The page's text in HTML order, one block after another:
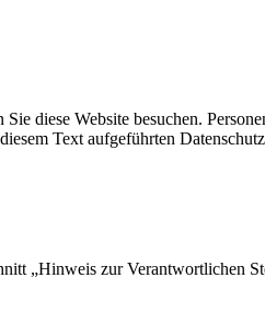
diese Website besuchen.
Text aufgeführten
„Hinweis zur Verantwortlichen